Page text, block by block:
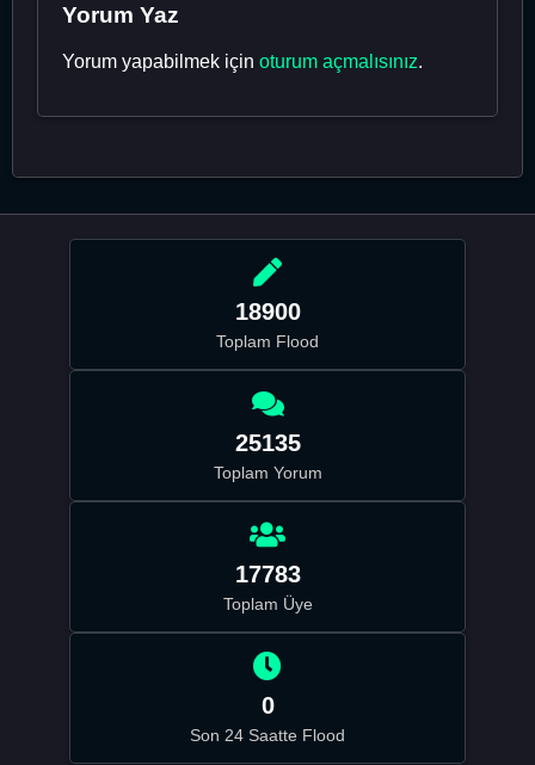
Yorum Yaz
Yorum yapabilmek için oturum açmalısınız.
18900
Toplam Flood
25135
Toplam Yorum
17783
Toplam Üye
0
Son 24 Saatte Flood